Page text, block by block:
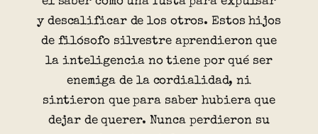
y descalificar de los otros. Estos hijos
de filósofo silvestre aprendieron que
la inteligencia no tiene por qué ser
enemiga de la cordialidad, ni
sintieron que para saber hubiera que
dejar de querer. Nunca perdieron su